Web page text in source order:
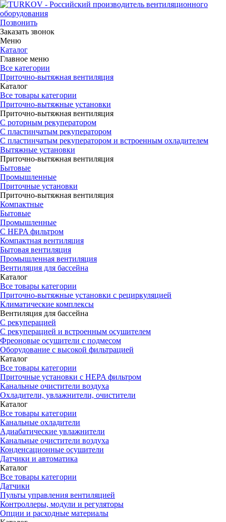
Позвонить
Заказать звонок
Меню
Каталог
Главное меню
Все категории
Приточно-вытяжная вентиляция
Каталог
Все товары категории
Приточно-вытяжные установки
Приточно-вытяжная вентиляция
С роторным рекуператором
С пластинчатым рекуператором
С пластинчатым рекуператором и встроенным охладителем
Вытяжные установки
Приточно-вытяжная вентиляция
Бытовые
Промышленные
Приточные установки
Приточно-вытяжная вентиляция
Компактные
Бытовые
Промышленные
С HEPA фильтром
Компактная вентиляция
Бытовая вентиляция
Промышленная вентиляция
Вентиляция для бассейна
Каталог
Все товары категории
Приточно-вытяжные установки с рециркуляцией
Климатические комплексы
Вентиляция для бассейна
С рекуперацией
С рекуперацией и встроенным осушителем
Фреоновые осушители с подмесом
Оборудование с высокой фильтрацией
Каталог
Все товары категории
Приточные установки c HEPA фильтром
Канальные очистители воздуха
Охладители, увлажнители, очистители
Каталог
Все товары категории
Канальные охладители
Адиабатические увлажнители
Канальные очистители воздуха
Конденсационные осушители
Датчики и автоматика
Каталог
Все товары категории
Датчики
Пульты управления вентиляцией
Контроллеры, модули и регуляторы
Опции и расходные материалы